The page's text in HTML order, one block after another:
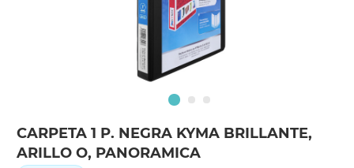
CARPETA 1 P. NEGRA KYMA BRILLANTE,
ARILLO O, PANORAMICA